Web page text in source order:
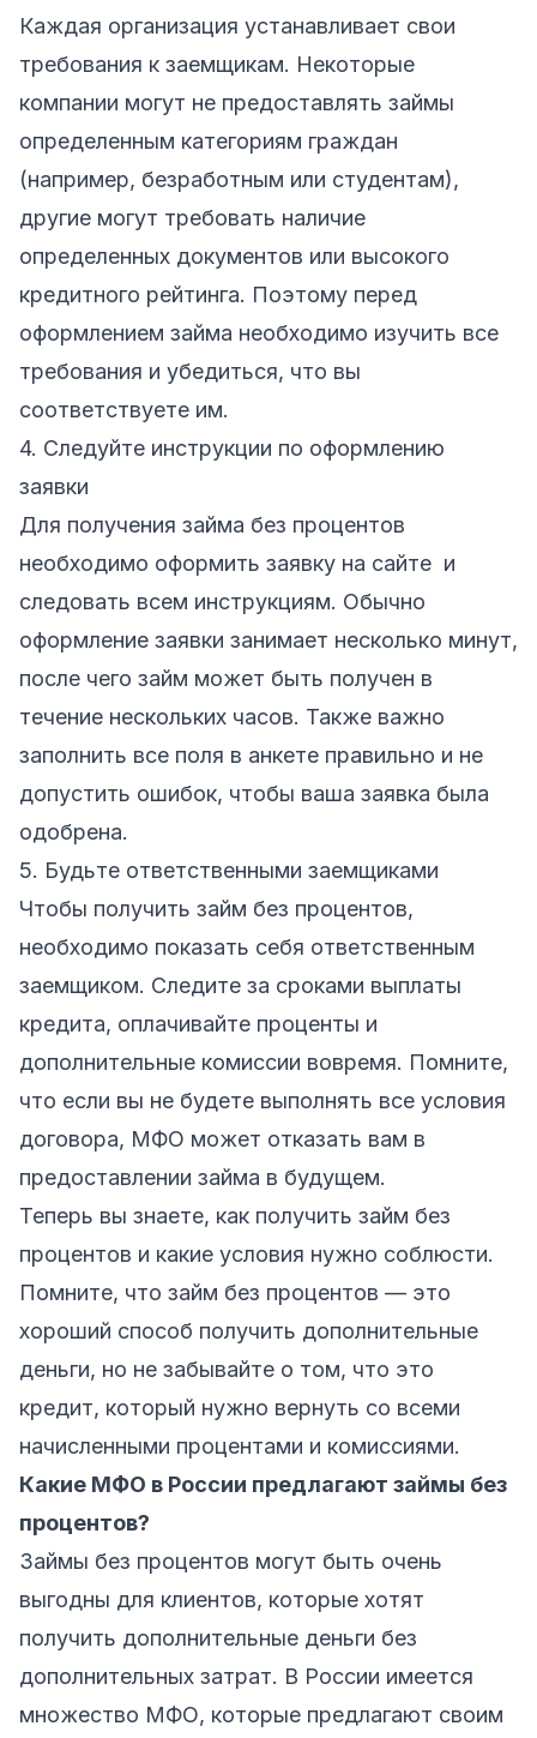
Каждая организация устанавливает свои
требования к заемщикам. Некоторые
компании могут не предоставлять займы
определенным категориям граждан
(например, безработным или студентам),
другие могут требовать наличие
определенных документов или высокого
кредитного рейтинга. Поэтому перед
оформлением займа необходимо изучить все
требования и убедиться, что вы
соответствуете им.
4. Следуйте инструкции по оформлению
заявки
Для получения займа без процентов
необходимо оформить заявку на сайте и
следовать всем инструкциям. Обычно
оформление заявки занимает несколько минут,
после чего займ может быть получен в
течение нескольких часов. Также важно
заполнить все поля в анкете правильно и не
допустить ошибок, чтобы ваша заявка была
одобрена.
5. Будьте ответственными заемщиками
Чтобы получить займ без процентов,
необходимо показать себя ответственным
заемщиком. Следите за сроками выплаты
кредита, оплачивайте проценты и
дополнительные комиссии вовремя. Помните,
что если вы не будете выполнять все условия
договора, МФО может отказать вам в
предоставлении займа в будущем.
Теперь вы знаете, как получить займ без
процентов и какие условия нужно соблюсти.
Помните, что займ без процентов — это
хороший способ получить дополнительные
деньги, но не забывайте о том, что это
кредит, который нужно вернуть со всеми
начисленными процентами и комиссиями.
Какие МФО в России предлагают займы без
процентов?
Займы без процентов могут быть очень
выгодны для клиентов, которые хотят
получить дополнительные деньги без
дополнительных затрат. В России имеется
множество МФО, которые предлагают своим